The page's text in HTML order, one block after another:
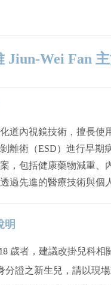
Jiun-Wei Fan
道內視鏡技術，擅長使
離術（ESD）進行早期
，包括健康藥物減重、
過先進的醫療技術與個
明
歲者，建議改掛兒科相
分證之新生兒，請以現場